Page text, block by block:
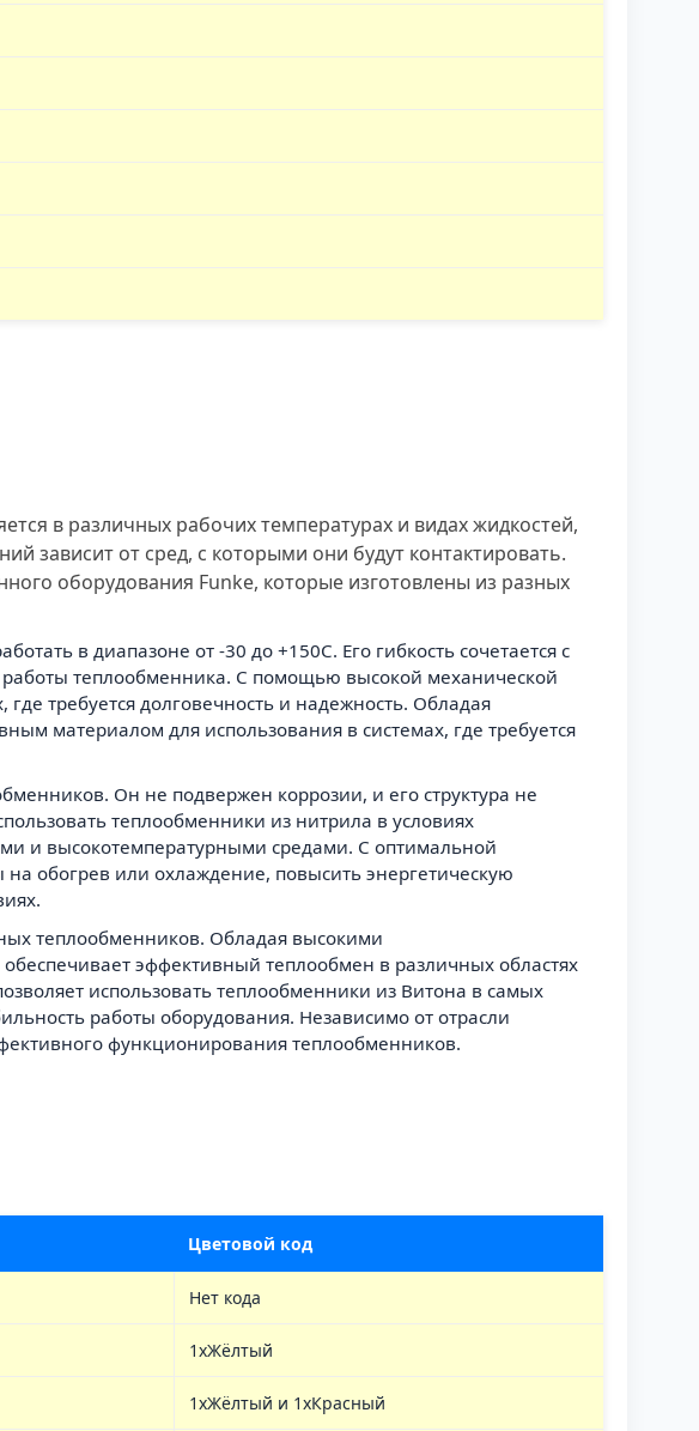
в различных рабочих температурах и видах жидкостей,
зависит от сред, с которыми они будут контактировать.
оборудования Funke, которые изготовлены из разных
в диапазоне от -30 до +150C. Его гибкость сочетается с
работы теплообменника. С помощью высокой механической
требуется долговечность и надежность. Обладая
материалом для использования в системах, где требуется
Он не подвержен коррозии, и его структура не
теплообменники из нитрила в условиях
и высокотемпературными средами. C оптимальной
на обогрев или охлаждение, повысить энергетическую
теплообменников. Обладая высокими
эффективный теплообмен в различных областях
использовать теплообменники из Витона в самых
работы оборудования. Независимо от отрасли
функционирования теплообменников.
Цветовой код
Нет кода
1хЖёлтый
1хЖёлтый и 1хКрасный